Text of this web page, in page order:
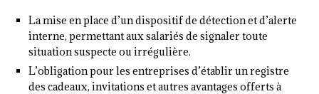
La mise en place d’un dispositif de détection et d’alerte
interne, permettant aux salariés de signaler toute
situation suspecte ou irrégulière.
L’obligation pour les entreprises d’établir un registre
des cadeaux, invitations et autres avantages offerts à